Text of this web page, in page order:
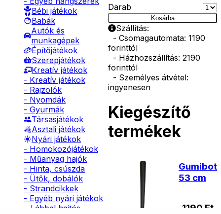
Bébi játékok
Babák
Autók és
munkagépek
Építőjátékok
Szerepjátékok
Kreatív játékok
- Kreatív játékok
- Rajzolók
- Nyomdák
- Gyurmák
Társasjátékok
Asztali játékok
Nyári játékok
- Homokozójátékok
- Műanyag hajók
- Hinta, csúszda
- Ütők, dobálók
- Strandcikkek
- Egyéb nyári játékok
Lábbal hajtós
Darab
Kosárba
Szállítás:
- Csomagautomata: 1190
forinttól
- Házhozszállítás: 2190
forinttól
- Személyes átvétel:
ingyenesen
Kiegészítő
termékek
Gumibot
53 cm
1190 Ft